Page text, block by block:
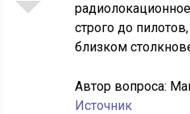
строго до
близком
Автор вопроса:
Источник